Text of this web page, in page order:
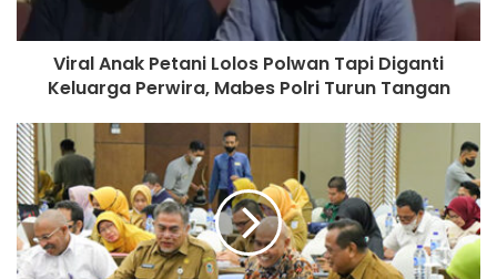
Viral Anak Petani Lolos Polwan Tapi Diganti
Keluarga Perwira, Mabes Polri Turun Tangan